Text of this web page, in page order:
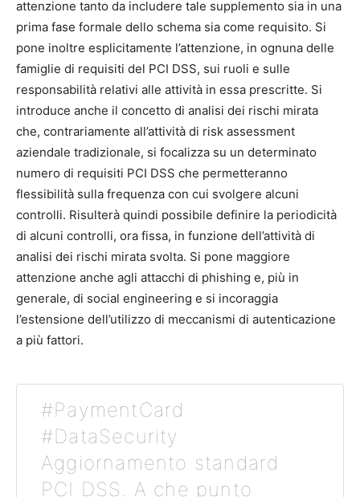
attenzione tanto da includere tale supplemento sia in una
prima fase formale dello schema sia come requisito. Si
pone inoltre esplicitamente l’attenzione, in ognuna delle
famiglie di requisiti del PCI DSS, sui ruoli e sulle
responsabilità relativi alle attività in essa prescritte. Si
introduce anche il concetto di analisi dei rischi mirata
che, contrariamente all’attività di risk assessment
aziendale tradizionale, si focalizza su un determinato
numero di requisiti PCI DSS che permetteranno
flessibilità sulla frequenza con cui svolgere alcuni
controlli. Risulterà quindi possibile definire la periodicità
di alcuni controlli, ora fissa, in funzione dell’attività di
analisi dei rischi mirata svolta. Si pone maggiore
attenzione anche agli attacchi di phishing e, più in
generale, di social engineering e si incoraggia
l’estensione dell’utilizzo di meccanismi di autenticazione
a più fattori.
#PaymentCard
#DataSecurity
Aggiornamento standard
PCI DSS. A che punto